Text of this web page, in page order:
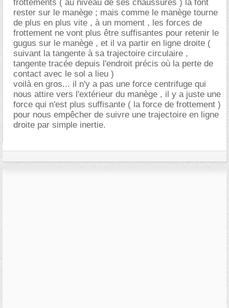
frottements ( au niveau de ses chaussures ) la font
rester sur le manège ; mais comme le manège tourne
de plus en plus vite , à un moment , les forces de
frottement ne vont plus être suffisantes pour retenir le
gugus sur le manège , et il va partir en ligne droite (
suivant la tangente à sa trajectoire circulaire ,
tangente tracée depuis l'endroit précis où la perte de
contact avec le sol a lieu )
voilà en gros... il n'y a pas une force centrifuge qui
nous attire vers l'extérieur du manège , il y a juste une
force qui n'est plus suffisante ( la force de frottement )
pour nous empêcher de suivre une trajectoire en ligne
droite par simple inertie.